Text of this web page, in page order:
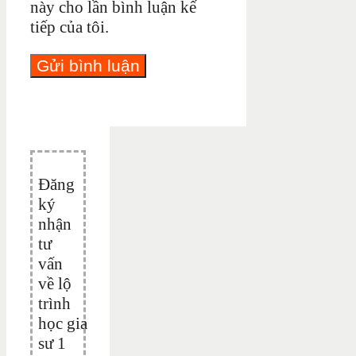
này cho lần bình luận kế
tiếp của tôi.
Đăng
ký
nhận
tư
vấn
về lộ
trình
học gia
sư 1